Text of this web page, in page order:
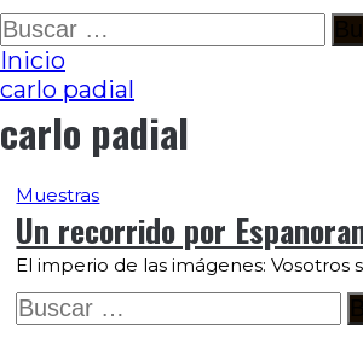
Ir
al
contenido
Buscar:
Inicio
carlo padial
carlo padial
Muestras
Un recorrido por
El imperio de las imágenes:
Buscar: